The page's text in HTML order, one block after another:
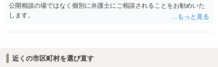
公開相談の場ではなく個別に弁護士にご相談されることをお勧めいた
します。
近くの市区町村を選び直す